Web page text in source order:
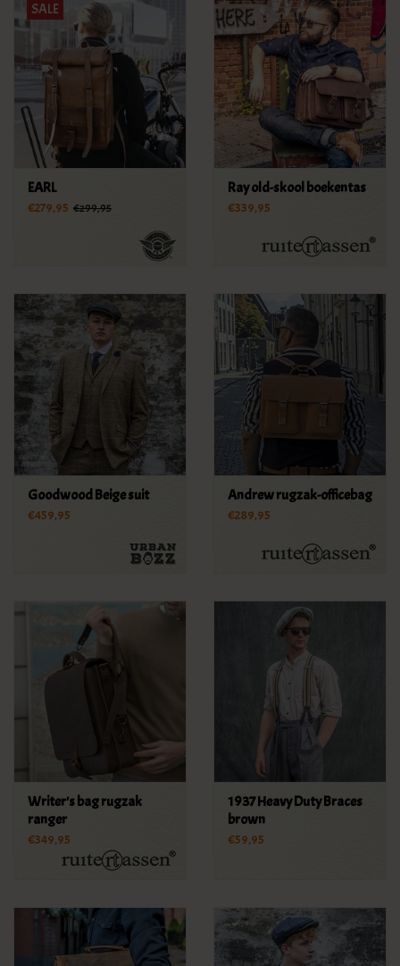
SALE
EARL
€279,95 €299,95
Ray old-skool boekentas
€339,95
Goodwood Beige suit
€459,95
Andrew rugzak-officebag
€289,95
Writer's bag rugzak
ranger
€349,95
1937 Heavy Duty Braces
brown
€59,95